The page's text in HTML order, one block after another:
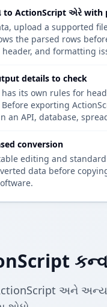
to ActionScript એરે with
upload a supported
the parsed rows
and formatting
details to check
its own rules for
exporting
an API, database,
conversion
editing and
data before
અને અન્ય